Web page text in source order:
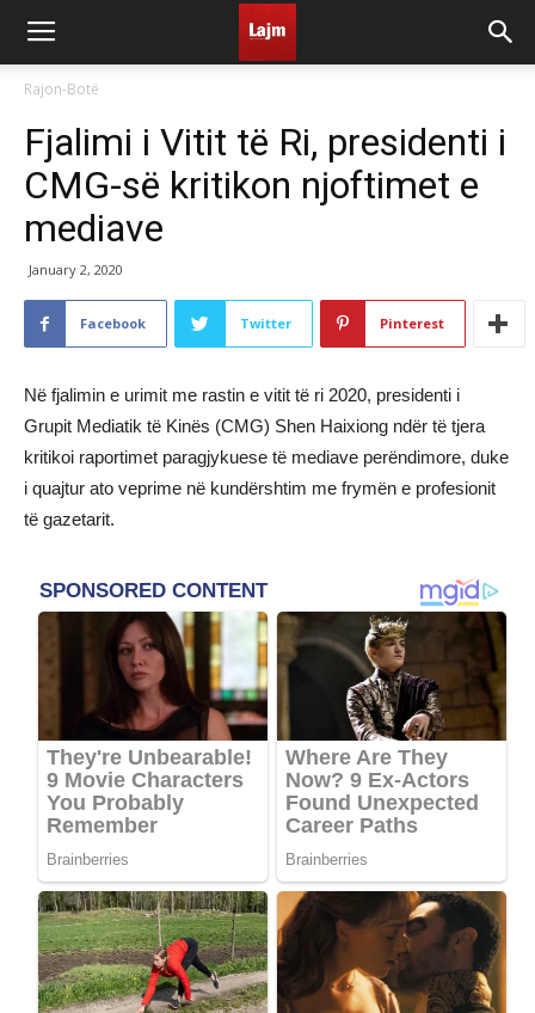
Rajon-Botë
Fjalimi i Vitit të Ri, presidenti i
CMG-së kritikon njoftimet e
mediave
January 2, 2020
Facebook Twitter Pinterest
Në fjalimin e urimit me rastin e vitit të ri 2020, presidenti i
Grupit Mediatik të Kinës (CMG) Shen Haixiong ndër të tjera
kritikoi raportimet paragjykuese të mediave perëndimore, duke
i quajtur ato veprime në kundërshtim me frymën e profesionit
të gazetarit.